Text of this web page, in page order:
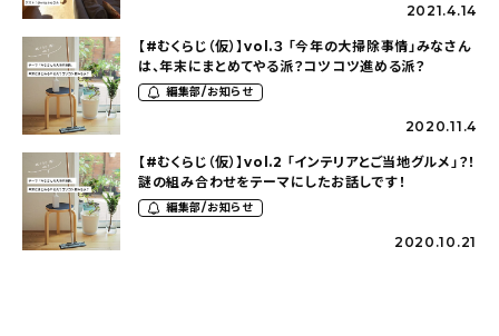
2021.4.14
【#むくらじ（仮）】vol.３ 「今年の大掃除事情」みなさん
は、年末にまとめてやる派？コツコツ進める派？
編集部/お知らせ
2020.11.4
【#むくらじ（仮）】vol.2 「インテリアとご当地グルメ」？！
謎の組み合わせをテーマにしたお話しです！
編集部/お知らせ
2020.10.21